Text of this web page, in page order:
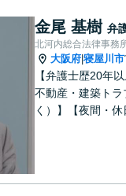
金尾 基樹 弁
北河内総合法律事務
大阪府 寝屋川市
【弁護士歴20年
不動産・建築ト
く）】【夜間・休